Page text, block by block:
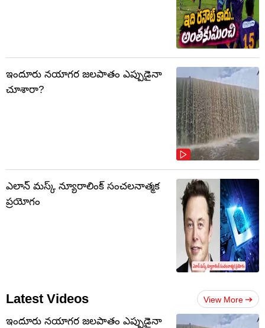
ఇందూరు నయాగర జలపాతం ఎప్పుడైనా
చూశారా?
ఎలాన్ మస్క్ న్యూరాలింక్ సంచలనాత్మక
ప్రయోగం
Latest Videos View More
ఇందూరు నయాగర జలపాతం ఎప్పుడైనా